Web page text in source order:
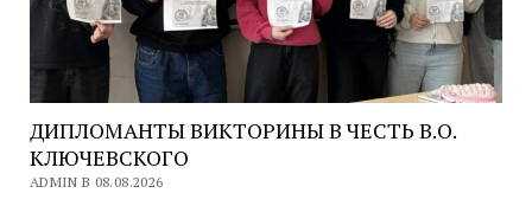
ДИПЛОМАНТЫ ВИКТОРИНЫ В ЧЕСТЬ В.О.
КЛЮЧЕВСКОГО
ADMIN В 08.08.2026